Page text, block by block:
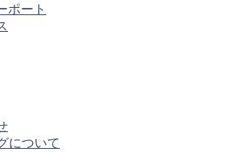
ポート
について